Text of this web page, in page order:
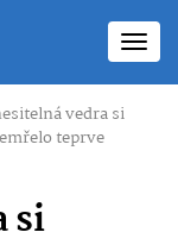
vedra si
teprve
si